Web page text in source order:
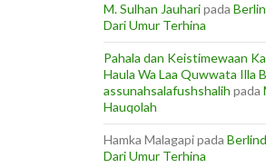
M. Sulhan Jauharipada
Dari Umur Terhina
Pahala dan Keistimewaan
Haula Wa Laa Quwwata Illa
assunahsalafushshalih pada
Hauqolah
Hamka Malagapipada
Dari Umur Terhina